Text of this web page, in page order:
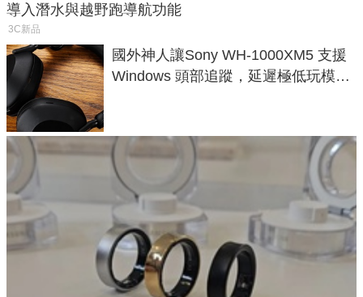
導入潛水與越野跑導航功能
3C新品
國外神人讓Sony WH-1000XM5 支援
Windows 頭部追蹤，延遲極低玩模擬